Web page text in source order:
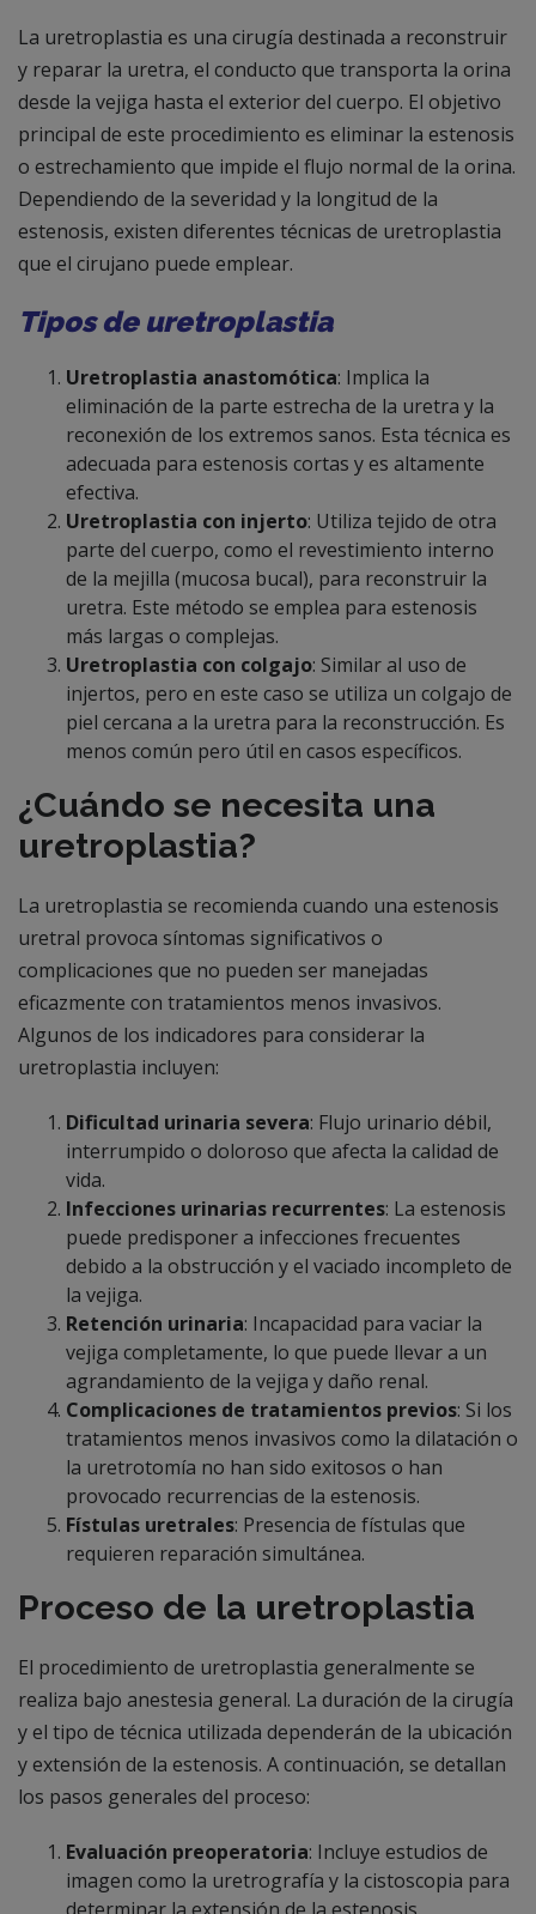
La uretroplastia es una cirugía destinada a reconstruir
y reparar la uretra, el conducto que transporta la orina
desde la vejiga hasta el exterior del cuerpo. El objetivo
principal de este procedimiento es eliminar la estenosis
o estrechamiento que impide el flujo normal de la orina.
Dependiendo de la severidad y la longitud de la
estenosis, existen diferentes técnicas de uretroplastia
que el cirujano puede emplear.
Tipos de uretroplastia
Uretroplastia anastomótica: Implica la
eliminación de la parte estrecha de la uretra y la
reconexión de los extremos sanos. Esta técnica es
adecuada para estenosis cortas y es altamente
efectiva.
Uretroplastia con injerto: Utiliza tejido de otra
parte del cuerpo, como el revestimiento interno
de la mejilla (mucosa bucal), para reconstruir la
uretra. Este método se emplea para estenosis
más largas o complejas.
Uretroplastia con colgajo: Similar al uso de
injertos, pero en este caso se utiliza un colgajo de
piel cercana a la uretra para la reconstrucción. Es
menos común pero útil en casos específicos.
¿Cuándo se necesita una
uretroplastia?
La uretroplastia se recomienda cuando una estenosis
uretral provoca síntomas significativos o
complicaciones que no pueden ser manejadas
eficazmente con tratamientos menos invasivos.
Algunos de los indicadores para considerar la
uretroplastia incluyen:
Dificultad urinaria severa: Flujo urinario débil,
interrumpido o doloroso que afecta la calidad de
vida.
Infecciones urinarias recurrentes: La estenosis
puede predisponer a infecciones frecuentes
debido a la obstrucción y el vaciado incompleto de
la vejiga.
Retención urinaria: Incapacidad para vaciar la
vejiga completamente, lo que puede llevar a un
agrandamiento de la vejiga y daño renal.
Complicaciones de tratamientos previos: Si los
tratamientos menos invasivos como la dilatación o
la uretrotomía no han sido exitosos o han
provocado recurrencias de la estenosis.
Fístulas uretrales: Presencia de fístulas que
requieren reparación simultánea.
Proceso de la uretroplastia
El procedimiento de uretroplastia generalmente se
realiza bajo anestesia general. La duración de la cirugía
y el tipo de técnica utilizada dependerán de la ubicación
y extensión de la estenosis. A continuación, se detallan
los pasos generales del proceso:
Evaluación preoperatoria: Incluye estudios de
imagen como la uretrografía y la cistoscopia para